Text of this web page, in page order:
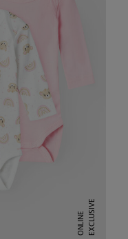
E
X
C
L
U
S I
V
E
O
N
L
I
N
E